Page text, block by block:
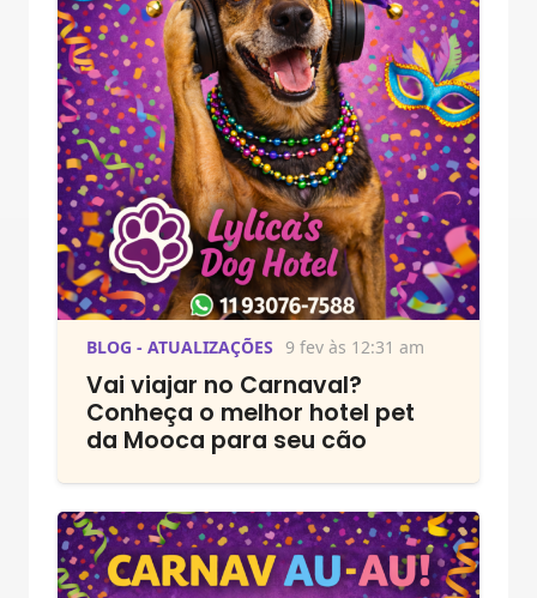
BLOG - ATUALIZAÇÕES 9 fev às 12:31 am
Vai viajar no Carnaval?
Conheça o melhor hotel pet
da Mooca para seu cão